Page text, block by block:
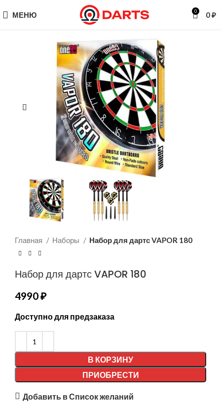
МЕНЮ 0 0₽
Главная Наборы Набор для дартс VAPOR 180
Набор для дартс VAPOR 180
4990₽
Доступно для предзаказа
В КОРЗИНУ
ПРИОБРЕСТИ
Добавить в Список желаний